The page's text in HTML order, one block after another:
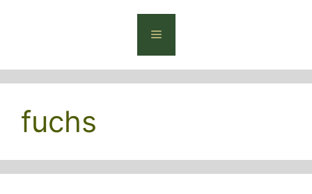
Menü
fuchs